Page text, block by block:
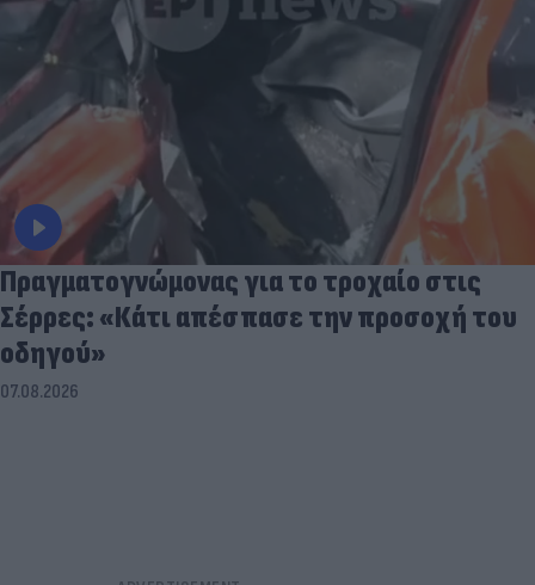
Πραγματογνώμονας για το τροχαίο στις
Σέρρες: «Κάτι απέσπασε την προσοχή του
οδηγού»
07.08.2026